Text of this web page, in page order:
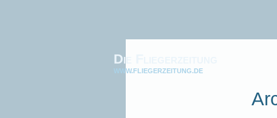
Die Fliegerzeitung
WWW.FLIEGERZEITUNG.DE